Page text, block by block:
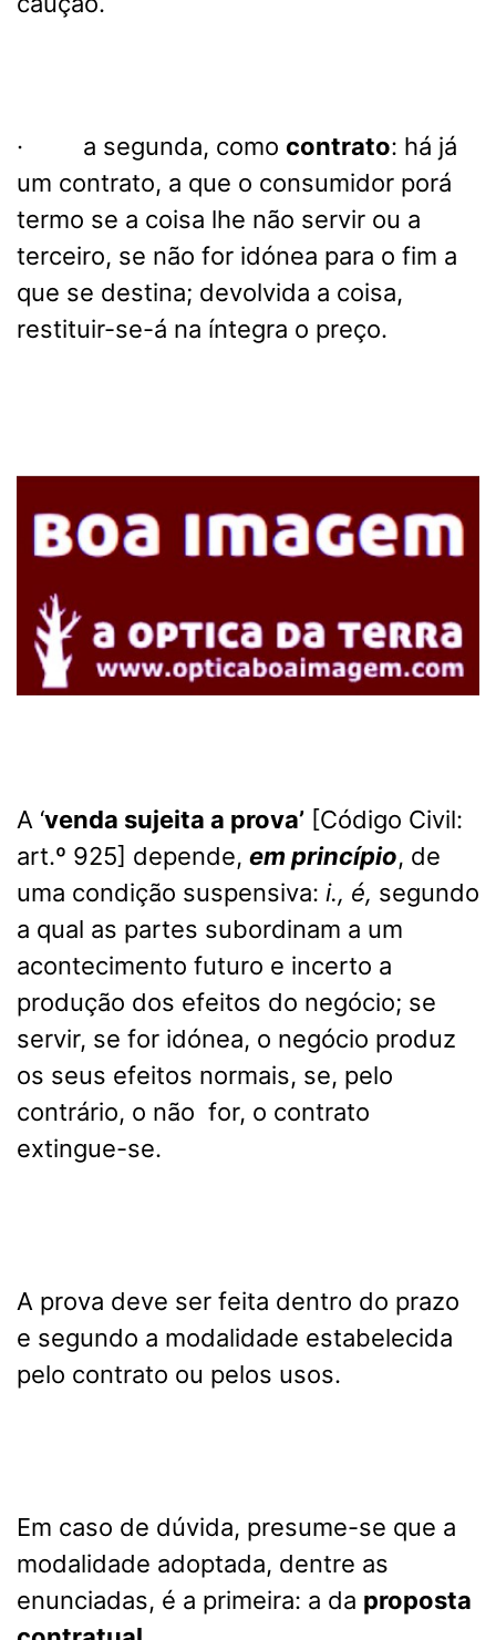
· a segunda, como contrato: há já
um contrato, a que o consumidor porá
termo se a coisa lhe não servir ou a
terceiro, se não for idónea para o fim a
que se destina; devolvida a coisa,
restituir-se-á na íntegra o preço.
A ‘venda sujeita a prova’ [Código Civil:
art.º 925] depende, em princípio, de
uma condição suspensiva: i., é, segundo
a qual as partes subordinam a um
acontecimento futuro e incerto a
produção dos efeitos do negócio; se
servir, se for idónea, o negócio produz
os seus efeitos normais, se, pelo
contrário, o não for, o contrato
extingue-se.
A prova deve ser feita dentro do prazo
e segundo a modalidade estabelecida
pelo contrato ou pelos usos.
Em caso de dúvida, presume-se que a
modalidade adoptada, dentre as
enunciadas, é a primeira: a da proposta